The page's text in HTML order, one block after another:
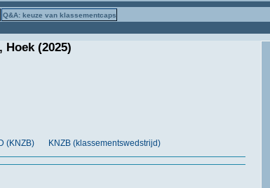
Q&A: keuze van klassementcaps
Hoek (2025)
(KNZB) KNZB (klassementswedstrijd)